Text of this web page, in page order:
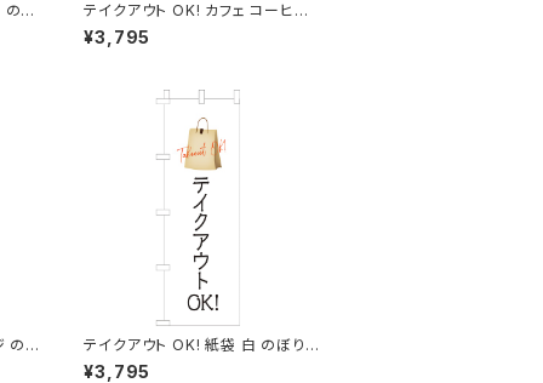
のぼ
テイクアウト OK! カフェ コーヒー
のぼり旗
¥3,795
の
テイクアウト OK! 紙袋 白 のぼり
旗
¥3,795